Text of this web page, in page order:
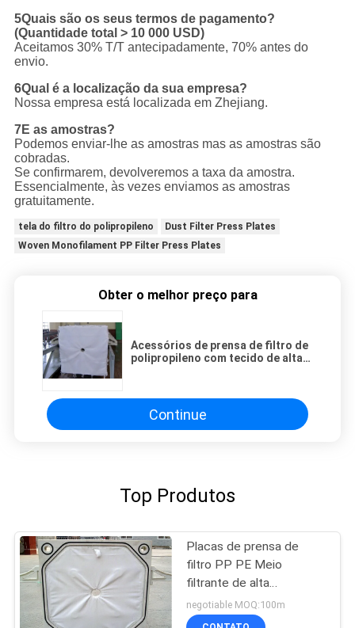
5Quais são os seus termos de pagamento?
(Quantidade total > 10 000 USD)
Aceitamos 30% T/T antecipadamente, 70% antes do
envio.
6Qual é a localização da sua empresa?
Nossa empresa está localizada em Zhejiang.
7E as amostras?
Podemos enviar-lhe as amostras mas as amostras são
cobradas.
Se confirmarem, devolveremos a taxa da amostra.
Essencialmente, às vezes enviamos as amostras
gratuitamente.
tela do filtro do polipropileno
Dust Filter Press Plates
Woven Monofilament PP Filter Press Plates
Obter o melhor preço para
Acessórios de prensa de filtro de
polipropileno com tecido de alta
Continue
Top Produtos
Placas de prensa de
filtro PP PE Meio
filtrante de alta
temperatura para filtro
de folha
negotiable MOQ:100m